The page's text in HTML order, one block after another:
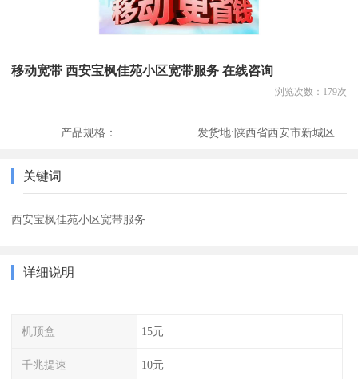
移动宽带 西安宝枫佳苑小区宽带服务 在线咨询
浏览次数： 179次
产品规格： 发货地:陕西省西安市新城区
关键词
西安宝枫佳苑小区宽带服务
详细说明
机顶盒 15元
千兆提速 10元